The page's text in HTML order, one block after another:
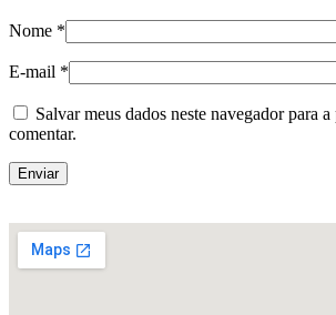
Nome *
E-mail *
Salvar meus dados neste navegador para
comentar.